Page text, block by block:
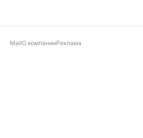
MailО компанииРеклама